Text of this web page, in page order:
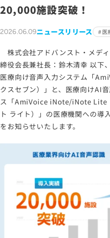
労働者派遣事業に関わる情報
20,000施設突破！
2026.06.09ニュースリリース 医
株式会社アドバンスト・メデ
締役会長兼社長：鈴木清幸 以下
医療向け音声入力システム「
クスセブン）」と、医療向けAI
ス「AmiVoice iNote/iNote Lite
ト ライト）」の医療機関への導
をお知らせいたします。